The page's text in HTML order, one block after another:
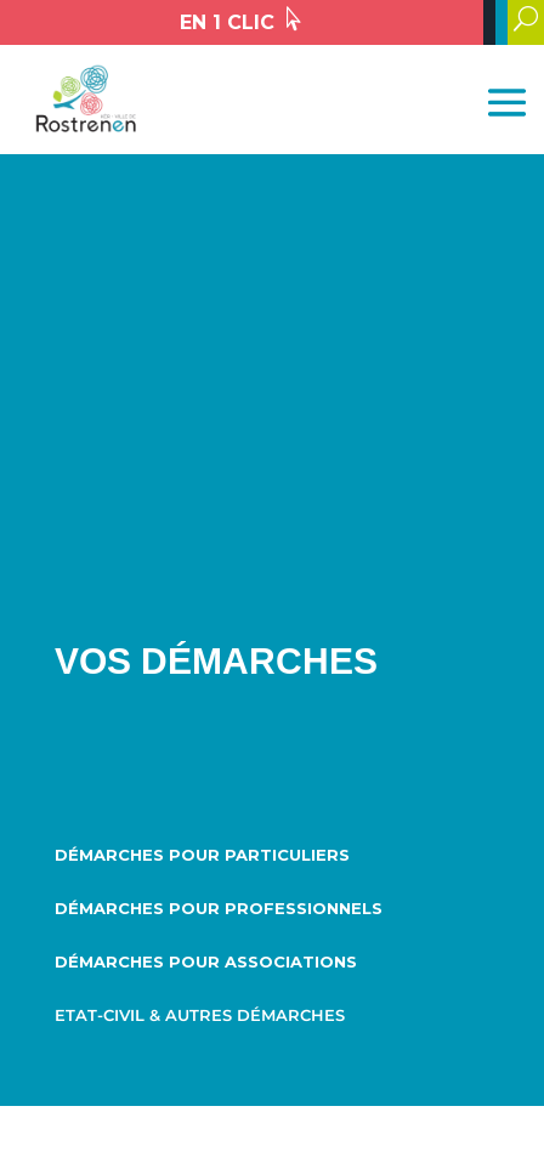
EN 1 CLIC  U
VOS DÉMARCHES
DÉMARCHES POUR PARTICULIERS
DÉMARCHES POUR PROFESSIONNELS
DÉMARCHES POUR ASSOCIATIONS
ETAT-CIVIL & AUTRES DÉMARCHES